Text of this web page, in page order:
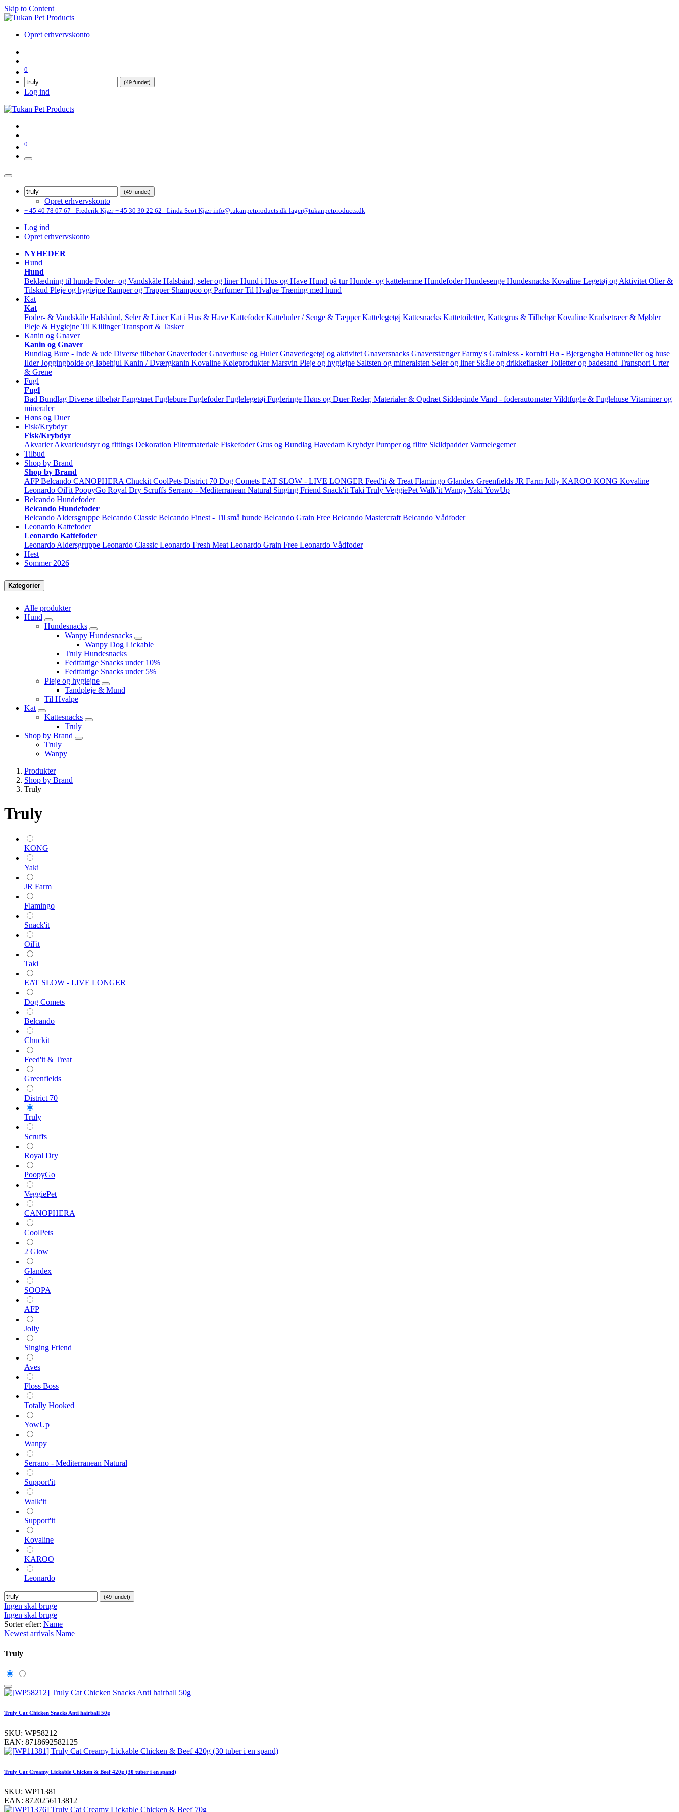
Skip to Content
Opret erhvervskonto
0
(49 fundet)
Log ind
0
(49 fundet)
Opret erhvervskonto
+ 45 40 78 07 67 - Frederik Kjær + 45 30 30 22 62 - Linda Scot Kjær info@tukanpetproducts.dk lager@tukanpetproducts.dk
Log ind
Opret erhvervskonto
NYHEDER
Hund
Hund
Beklædning til hunde Foder- og Vandskåle Halsbånd, seler og liner Hund i Hus og Have Hund på tur Hunde- og kattelemme Hundefoder Hundesenge Hundesnacks Kovaline Legetøj og Aktivitet Olier &
Tilskud Pleje og hygiejne Ramper og Trapper Shampoo og Parfumer Til Hvalpe Træning med hund
Kat
Kat
Foder- & Vandskåle Halsbånd, Seler & Liner Kat i Hus & Have Kattefoder Kattehuler / Senge & Tæpper Kattelegetøj Kattesnacks Kattetoiletter, Kattegrus & Tilbehør Kovaline Kradsetræer & Møbler
Pleje & Hygiejne Til Killinger Transport & Tasker
Kanin og Gnaver
Kanin og Gnaver
Bundlag Bure - Inde & ude Diverse tilbehør Gnaverfoder Gnaverhuse og Huler Gnaverlegetøj og aktivitet Gnaversnacks Gnaverstænger Farmy's Grainless - kornfri Hø - Bjergenghø Høtunneller og huse
Ilder Joggingbolde og løbehjul Kanin / Dværgkanin Kovaline Køleprodukter Marsvin Pleje og hygiejne Saltsten og mineralsten Seler og liner Skåle og drikkeflasker Toiletter og badesand Transport Urter
& Grene
Fugl
Fugl
Bad Bundlag Diverse tilbehør Fangstnet Fuglebure Fuglefoder Fuglelegetøj Fugleringe Høns og Duer Reder, Materialer & Opdræt Siddepinde Vand - foderautomater Vildtfugle & Fuglehuse Vitaminer og
mineraler
Høns og Duer
Fisk/Krybdyr
Fisk/Krybdyr
Akvarier Akvarieudstyr og fittings Dekoration Filtermateriale Fiskefoder Grus og Bundlag Havedam Krybdyr Pumper og filtre Skildpadder Varmelegemer
Tilbud
Shop by Brand
Shop by Brand
AFP Belcando CANOPHERA Chuckit CoolPets District 70 Dog Comets EAT SLOW - LIVE LONGER Feed'it & Treat Flamingo Glandex Greenfields JR Farm Jolly KAROO KONG Kovaline
Leonardo Oil'it PoopyGo Royal Dry Scruffs Serrano - Mediterranean Natural Singing Friend Snack'it Taki Truly VeggiePet Walk'it WanpyYaki YowUp
Belcando Hundefoder
Belcando Hundefoder
Belcando Aldersgruppe Belcando Classic Belcando Finest - Til små hunde Belcando Grain Free Belcando Mastercraft Belcando Vådfoder
Leonardo Kattefoder
Leonardo Kattefoder
Leonardo Aldersgruppe Leonardo Classic Leonardo Fresh Meat Leonardo Grain Free Leonardo Vådfoder
Hest
Sommer 2026
Kategorier
Alle produkter
Hund
Hundesnacks
Wanpy Hundesnacks
Wanpy Dog Lickable
Truly Hundesnacks
Fedtfattige Snacks under 10%
Fedtfattige Snacks under 5%
Pleje og hygiejne
Tandpleje & Mund
Til Hvalpe
Kat
Kattesnacks
Truly
Shop by Brand
Truly
Wanpy
Produkter
Shop by Brand
Truly
Truly
KONG
Yaki
JR Farm
Flamingo
Snack'it
Oil'it
Taki
EAT SLOW - LIVE LONGER
Dog Comets
Belcando
Chuckit
Feed'it & Treat
Greenfields
District 70
Truly
Scruffs
Royal Dry
PoopyGo
VeggiePet
CANOPHERA
CoolPets
2 Glow
Glandex
SOOPA
AFP
Jolly
Singing Friend
Aves
Floss Boss
Totally Hooked
YowUp
Wanpy
Serrano - Mediterranean Natural
Support'it
Walk'it
Support'it
Kovaline
KAROO
Leonardo
(49 fundet)
Ingen skal bruge
Ingen skal bruge
Sorter efter: Name
Newest arrivals Name
Truly
Truly Cat Chicken Snacks Anti hairball 50g
SKU: WP58212
EAN: 8718692582125
Truly Cat Creamy Lickable Chicken & Beef 420g (30 tuber i en spand)
SKU: WP11381
EAN: 8720256113812